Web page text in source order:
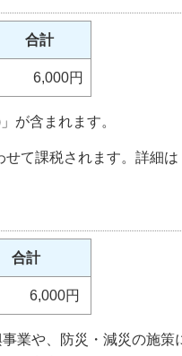
合計
6,000円
が含まれます。
て課税されます。詳細は
合計
6,000円
業や、防災・減災の施